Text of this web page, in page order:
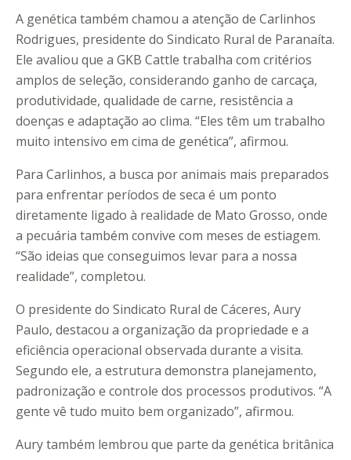
A genética também chamou a atenção de Carlinhos
Rodrigues, presidente do Sindicato Rural de Paranaíta.
Ele avaliou que a GKB Cattle trabalha com critérios
amplos de seleção, considerando ganho de carcaça,
produtividade, qualidade de carne, resistência a
doenças e adaptação ao clima. “Eles têm um trabalho
muito intensivo em cima de genética”, afirmou.
Para Carlinhos, a busca por animais mais preparados
para enfrentar períodos de seca é um ponto
diretamente ligado à realidade de Mato Grosso, onde
a pecuária também convive com meses de estiagem.
“São ideias que conseguimos levar para a nossa
realidade”, completou.
O presidente do Sindicato Rural de Cáceres, Aury
Paulo, destacou a organização da propriedade e a
eficiência operacional observada durante a visita.
Segundo ele, a estrutura demonstra planejamento,
padronização e controle dos processos produtivos. “A
gente vê tudo muito bem organizado”, afirmou.
Aury também lembrou que parte da genética britânica